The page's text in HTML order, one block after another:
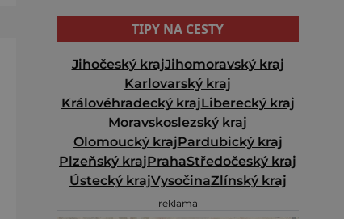
TIPY NA CESTY
Jihočeský krajJihomoravský kraj
Karlovarský kraj
Královéhradecký krajLiberecký kraj
Moravskoslezský kraj
Olomoucký krajPardubický kraj
Plzeňský krajPrahaStředočeský kraj
Ústecký krajVysočinaZlínský kraj
reklama